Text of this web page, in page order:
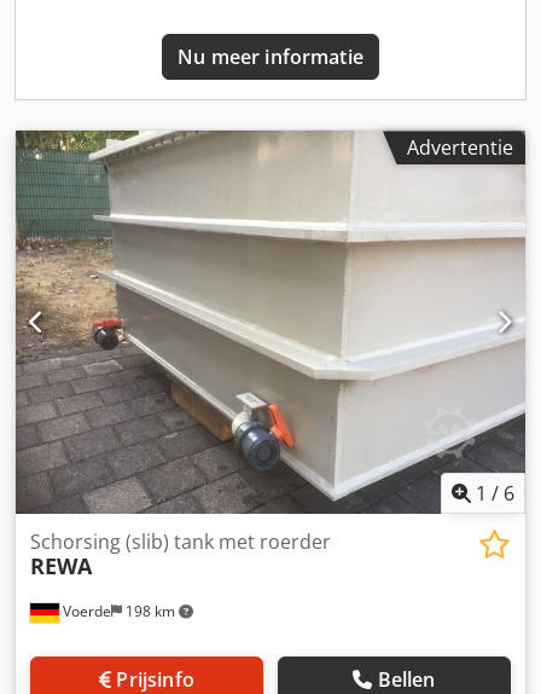
Nu meer informatie
Advertentie
1 / 6
Voerde 198 km
Schorsing (slib) tank met roerder
REWA
Prijsinfo Bellen